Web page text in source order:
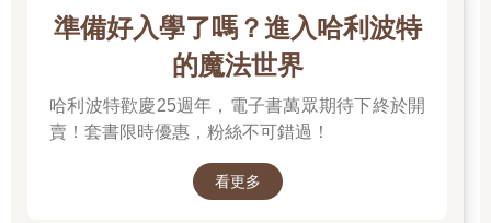
準備好入學了嗎？進入哈利波特
的魔法世界
哈利波特歡慶25週年，電子書萬眾期待下終於開
賣！套書限時優惠，粉絲不可錯過！
看更多